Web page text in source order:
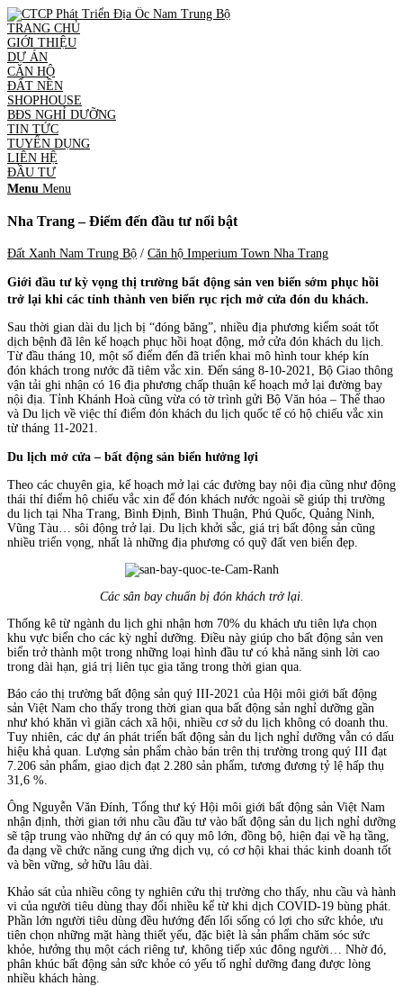
TRANG CHỦ
GIỚI THIỆU
DỰ ÁN
CĂN HỘ
ĐẤT NỀN
SHOPHOUSE
BĐS NGHỈ DƯỠNG
TIN TỨC
TUYỂN DỤNG
LIÊN HỆ
ĐẦU TƯ
Menu Menu
Nha Trang – Điểm đến đầu tư nổi bật
Đất Xanh Nam Trung Bộ / Căn hộ Imperium Town Nha Trang
Giới đầu tư kỳ vọng thị trường bất động sản ven biển sớm phục hồi
trở lại khi các tỉnh thành ven biển rục rịch mở cửa đón du khách.
Sau thời gian dài du lịch bị “đóng băng”, nhiều địa phương kiểm soát tốt
dịch bệnh đã lên kế hoạch phục hồi hoạt động, mở cửa đón khách du lịch.
Từ đầu tháng 10, một số điểm đến đã triển khai mô hình tour khép kín
đón khách trong nước đã tiêm vắc xin. Đến sáng 8-10-2021, Bộ Giao thông
vận tải ghi nhận có 16 địa phương chấp thuận kế hoạch mở lại đường bay
nội địa. Tỉnh Khánh Hoà cũng vừa có tờ trình gửi Bộ Văn hóa – Thể thao
và Du lịch về việc thí điểm đón khách du lịch quốc tế có hộ chiếu vắc xin
từ tháng 11-2021.
Du lịch mở cửa – bất động sản biển hưởng lợi
Theo các chuyên gia, kế hoạch mở lại các đường bay nội địa cũng như động
thái thí điểm hộ chiếu vắc xin để đón khách nước ngoài sẽ giúp thị trường
du lịch tại Nha Trang, Bình Định, Bình Thuận, Phú Quốc, Quảng Ninh,
Vũng Tàu… sôi động trở lại. Du lịch khởi sắc, giá trị bất động sản cũng
nhiều triển vọng, nhất là những địa phương có quỹ đất ven biển đẹp.
Các sân bay chuẩn bị đón khách trở lại.
Thống kê từ ngành du lịch ghi nhận hơn 70% du khách ưu tiên lựa chọn
khu vực biển cho các kỳ nghỉ dưỡng. Điều này giúp cho bất động sản ven
biển trở thành một trong những loại hình đầu tư có khả năng sinh lời cao
trong dài hạn, giá trị liên tục gia tăng trong thời gian qua.
Báo cáo thị trường bất động sản quý III-2021 của Hội môi giới bất động
sản Việt Nam cho thấy trong thời gian qua bất động sản nghỉ dưỡng gần
như khó khăn vì giãn cách xã hội, nhiều cơ sở du lịch không có doanh thu.
Tuy nhiên, các dự án phát triển bất động sản du lịch nghỉ dưỡng vẫn có dấu
hiệu khả quan. Lượng sản phẩm chào bán trên thị trường trong quý III đạt
7.206 sản phẩm, giao dịch đạt 2.280 sản phẩm, tương đương tỷ lệ hấp thụ
31,6 %.
Ông Nguyễn Văn Đính, Tổng thư ký Hội môi giới bất động sản Việt Nam
nhận định, thời gian tới nhu cầu đầu tư vào bất động sản du lịch nghỉ dưỡng
sẽ tập trung vào những dự án có quy mô lớn, đồng bộ, hiện đại về hạ tầng,
đa dạng về chức năng cung ứng dịch vụ, có cơ hội khai thác kinh doanh tốt
và bền vững, sở hữu lâu dài.
Khảo sát của nhiều công ty nghiên cứu thị trường cho thấy, nhu cầu và hành
vi của người tiêu dùng thay đổi nhiều kể từ khi dịch COVID-19 bùng phát.
Phần lớn người tiêu dùng đều hướng đến lối sống có lợi cho sức khỏe, ưu
tiên chọn những mặt hàng thiết yếu, đặc biệt là sản phẩm chăm sóc sức
khỏe, hưởng thụ một cách riêng tư, không tiếp xúc đông người… Nhờ đó,
phân khúc bất động sản sức khỏe có yếu tố nghỉ dưỡng đang được lòng
nhiều khách hàng.